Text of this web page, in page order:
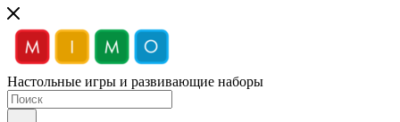
Настольные игры и развивающие наборы